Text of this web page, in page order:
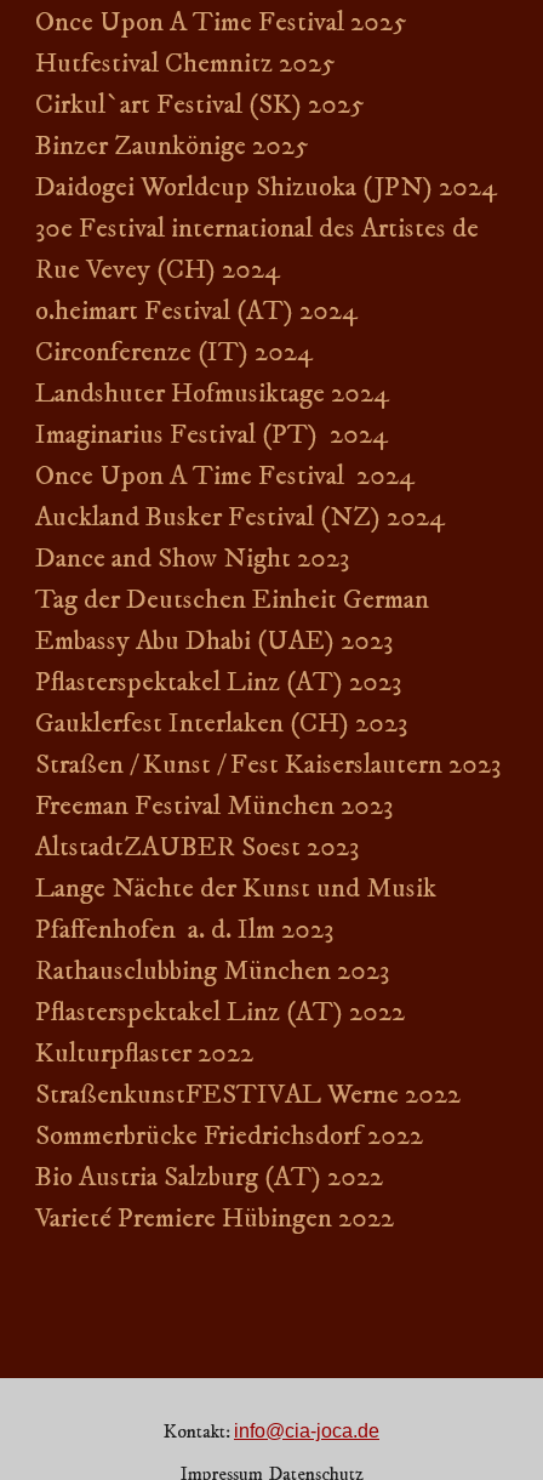
Once Upon A Time Festival 2025
Hutfestival Chemnitz 2025
Cirkul`art Festival (SK) 2025
Binzer Zaunkönige 2025
Daidogei Worldcup Shizuoka (JPN) 2024
30e Festival international des Artistes de
Rue Vevey (CH) 2024
o.heimart Festival (AT) 2024
Circonferenze (IT) 2024
Landshuter Hofmusiktage 2024
Imaginarius Festival (PT) 2024
Once Upon A Time Festival 2024
Auckland Busker Festival (NZ) 2024
Dance and Show Night 2023
Tag der Deutschen Einheit German
Embassy Abu Dhabi (UAE) 2023
Pflasterspektakel Linz (AT) 2023
Gauklerfest Interlaken (CH) 2023
Straßen / Kunst / Fest Kaiserslautern 2023
Freeman Festival München 2023
AltstadtZAUBER Soest 2023
Lange Nächte der Kunst und Musik
Pfaffenhofen a. d. Ilm 2023
Rathausclubbing München 2023
Pflasterspektakel Linz (AT) 2022
Kulturpflaster 2022
StraßenkunstFESTIVAL Werne 2022
Sommerbrücke Friedrichsdorf 2022
Bio Austria Salzburg (AT) 2022
Varieté Premiere Hübingen 2022
Kontakt: info@cia-joca.de
Impressum Datenschutz